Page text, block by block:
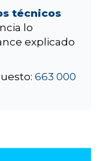
técnicos
lo
explicado
663 000